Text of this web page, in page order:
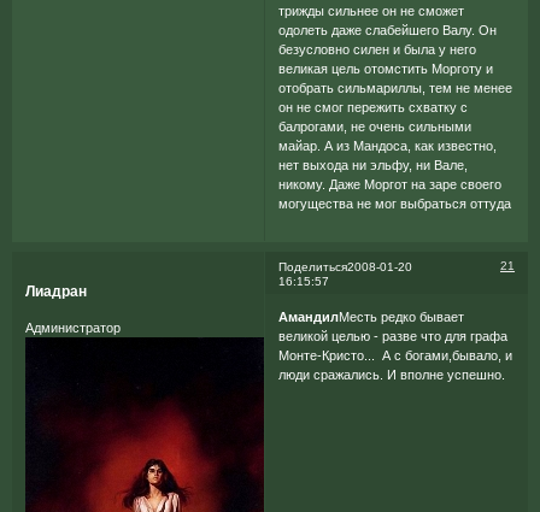
трижды сильнее он не сможет
одолеть даже слабейшего Валу. Он
безусловно силен и была у него
великая цель отомстить Морготу и
отобрать сильмариллы, тем не менее
он не смог пережить схватку с
балрогами, не очень сильными
майар. А из Мандоса, как известно,
нет выхода ни эльфу, ни Вале,
никому. Даже Моргот на заре своего
могущества не мог выбраться оттуда
Поделиться 21
2008-01-20
16:15:57
Лиадран
Администратор
АмандилМесть редко бывает
великой целью - разве что для графа
Монте-Кристо... А с богами,бывало, и
люди сражались. И вполне успешно.